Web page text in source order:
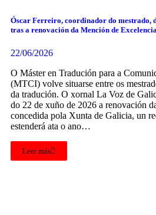
Óscar Ferreiro, coordinador do mestrado,
tras a renovación da Mención de
22/06/2026
O Máster en Tradución para a
(MTCI) volve situarse entre os
da tradución. O xornal La Voz de
do 22 de xuño de 2026 a renovación
concedida pola Xunta de Galicia, un
estenderá ata o ano…
Leer más